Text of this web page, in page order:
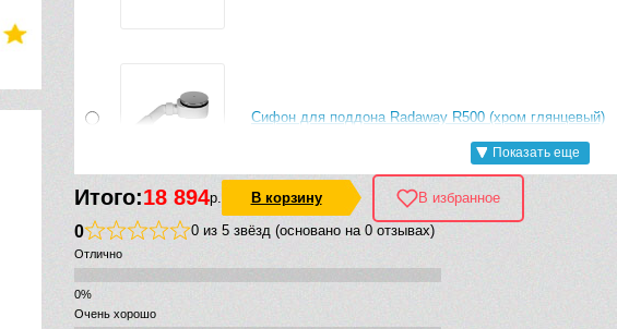
Сифон для поддона Radaway R500 (хром глянцевый)
Показать еще
Итого:18 894р. В корзину В избранное
0 0 из 5 звёзд (основано на 0 отзывах)
Отлично
Очень хорошо